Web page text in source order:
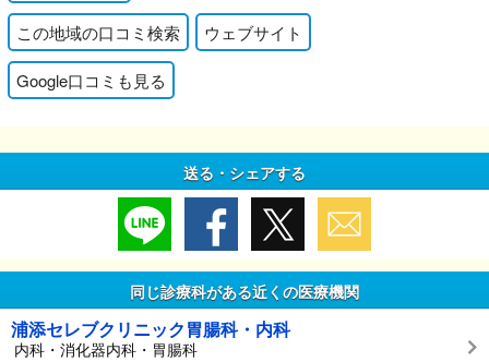
この地域の口コミ検索 ウェブサイト
Google口コミも見る
送る・シェアする
同じ診療科がある近くの医療機関
浦添セレブクリニック胃腸科・内科
内科・消化器内科・胃腸科